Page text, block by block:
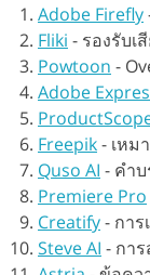
Adobe Firefly
Fliki - รองรับเ
Powtoon -
Adobe
Freepik- เหม
Quso AI - คำ
Premiere Pro
Creatify- กา
Steve AI - การ